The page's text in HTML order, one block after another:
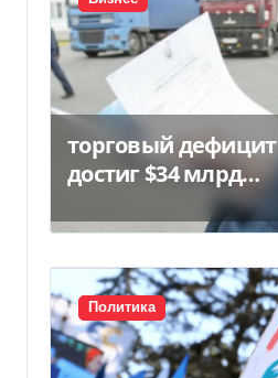
торговый дефицит
достиг $34 млрд…
Политика